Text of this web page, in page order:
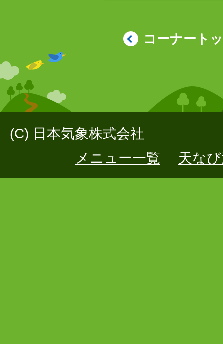
コーナート
(C) 日本気象株式会社
メニュー一覧
天な